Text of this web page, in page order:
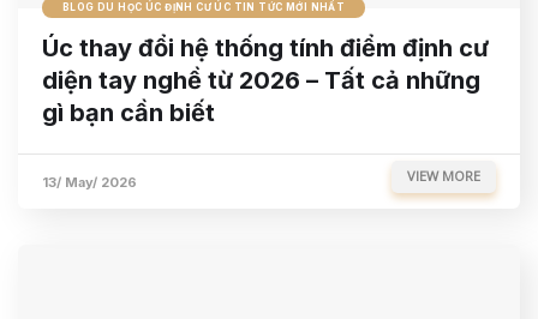
BLOG DU HỌC ÚC ĐỊNH CƯ ÚC TIN TỨC MỚI NHẤT
Úc thay đổi hệ thống tính điểm định cư
diện tay nghề từ 2026 – Tất cả những
gì bạn cần biết
13/ May/ 2026 VIEW MORE